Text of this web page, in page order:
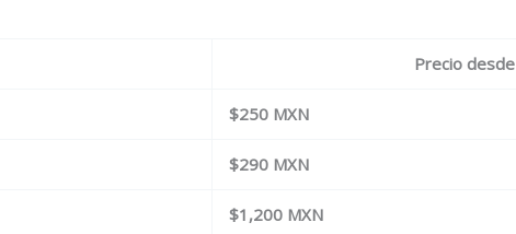
Precio desde
$250 MXN
$290 MXN
$1,200 MXN